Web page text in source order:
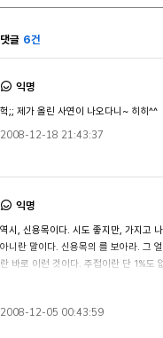
댓글 6건
익명
헉;; 제가 올린 사연이 나오다니~ 히히^^
2008-12-18 21:43:37
익명
역시, 신용목이다. 시도 좋지만, 가지고
아니란 말이다. 신용목의 를 보아라. 그
란 바로 이런 것이다. 주접이란 단 1%도
2008-12-05 00:43:59